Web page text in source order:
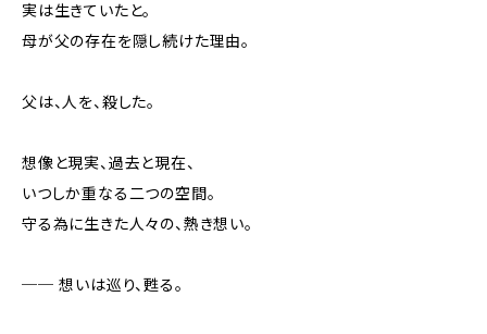
実は生きていたと。
母が父の存在を隠し続けた理由。
父は、人を、殺した。
想像と現実、過去と現在、
いつしか重なる二つの空間。
守る為に生きた人々の、熱き想い。
── 想いは巡り、甦る。